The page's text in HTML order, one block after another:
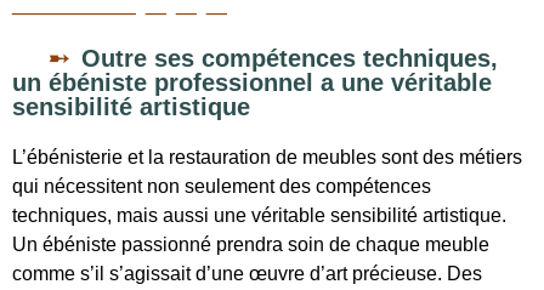
Outre ses compétences techniques,
un ébéniste professionnel a une véritable
sensibilité artistique
L’ébénisterie et la restauration de meubles sont des métiers
qui nécessitent non seulement des compétences
techniques, mais aussi une véritable sensibilité artistique.
Un ébéniste passionné prendra soin de chaque meuble
comme s’il s’agissait d’une œuvre d’art précieuse. Des